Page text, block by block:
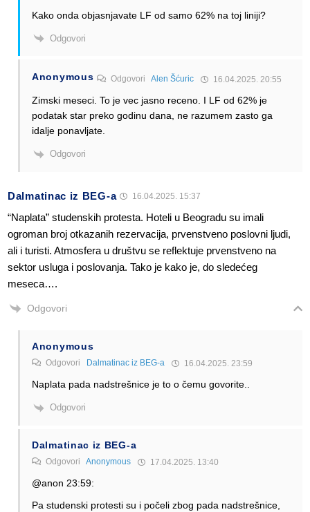
Kako onda objasnjavate LF od samo 62% na toj liniji?
Odgovori
Anonymous OdgovoriAlen Šćuric 16.04.2025. 20:55
Zimski meseci. To je vec jasno receno. I LF od 62% je
podatak star preko godinu dana, ne razumem zasto ga
idalje ponavljate.
Odgovori
Dalmatinac iz BEG-a 16.04.2025. 15:37
“Naplata” studenskih protesta. Hoteli u Beogradu su imali
ogroman broj otkazanih rezervacija, prvenstveno poslovni ljudi,
ali i turisti. Atmosfera u društvu se reflektuje prvenstveno na
sektor usluga i poslovanja. Tako je kako je, do sledećeg
meseca….
Odgovori
Anonymous
Odgovori Dalmatinac iz BEG-a 16.04.2025. 23:59
Naplata pada nadstrešnice je to o čemu govorite..
Odgovori
Dalmatinac iz BEG-a
Odgovori Anonymous 17.04.2025. 13:40
@anon 23:59:
Pa studenski protesti su i počeli zbog pada nadstrešnice,